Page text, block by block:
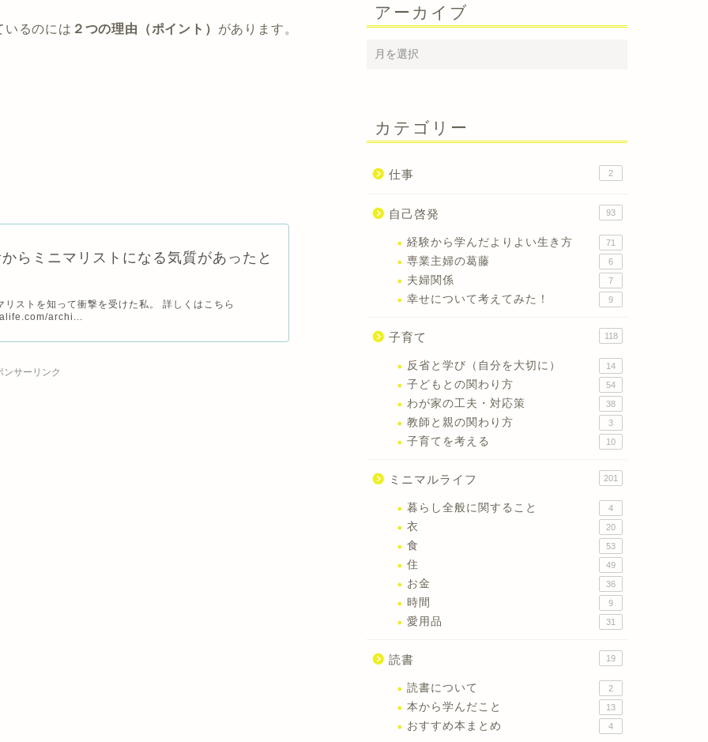
いるのには ２つの理由（ポイント） があります。
らミニマリストになる気質があったと
リストを知って衝撃を受けた私。 詳しくはこちら
archi...
ンサーリンク
アーカイブ
カテゴリー
仕事 2
自己啓発 93
経験から学んだよりよい生き方 71
専業主婦の葛藤 6
夫婦関係 7
幸せについて考えてみた！ 9
子育て 118
反省と学び（自分を大切に） 14
子どもとの関わり方 54
わが家の工夫・対応策 38
教師と親の関わり方 3
子育てを考える 10
ミニマルライフ 201
暮らし全般に関すること 4
衣 20
食 53
住 49
お金 36
時間 9
愛用品 31
読書 19
読書について 2
本から学んだこと 13
おすすめ本まとめ 4